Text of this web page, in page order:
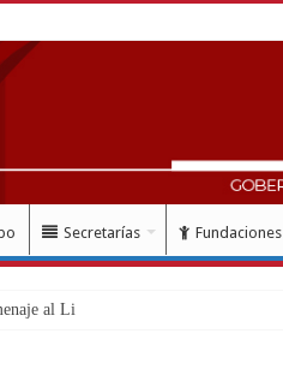
Secretarías Fundaciones
al Libertador Simón B